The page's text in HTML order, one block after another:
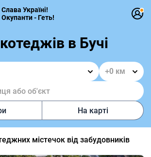
Слава Україні!
Окупанти - Геть!
в Бучі
або об'єкт
На карті
містечок від забудовників